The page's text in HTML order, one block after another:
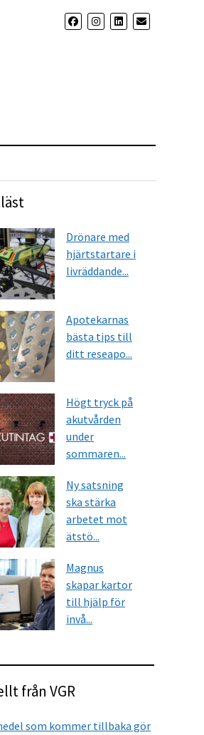
Drönare med
hjärtstartare i
livräddande...
Apotekarnas
bästa tips till
ditt reseapo...
Högt tryck på
akutvården
under
sommaren...
Ny satsning
ska stärka
arbetet mot
ätstö...
Magnus
skapar kartor
till hjälp för
invå...
från VGR
som kommer tillbaka gör